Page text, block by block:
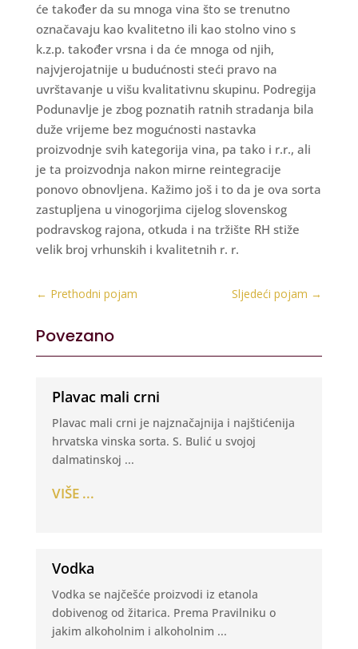
će također da su mnoga vina što se trenutno
označavaju kao kvalitetno ili kao stolno vino s
k.z.p. također vrsna i da će mnoga od njih,
najvjerojatnije u budućnosti steći pravo na
uvrštavanje u višu kvalitativnu skupinu. Podregija
Podunavlje je zbog poznatih ratnih stradanja bila
duže vrijeme bez mogućnosti nastavka
proizvodnje svih kategorija vina, pa tako i r.r., ali
je ta proizvodnja nakon mirne reintegracije
ponovo obnovljena. Kažimo još i to da je ova sorta
zastupljena u vinogorjima cijelog slovenskog
podravskog rajona, otkuda i na tržište RH stiže
velik broj vrhunskih i kvalitetnih r. r.
← Prethodni pojam Sljedeći pojam →
Povezano
Plavac mali crni
Plavac mali crni je najznačajnija i najštićenija
hrvatska vinska sorta. S. Bulić u svojoj
dalmatinskoj ...
VIŠE ...
Vodka
Vodka se najčešće proizvodi iz etanola
dobivenog od žitarica. Prema Pravilniku o
jakim alkoholnim i alkoholnim ...